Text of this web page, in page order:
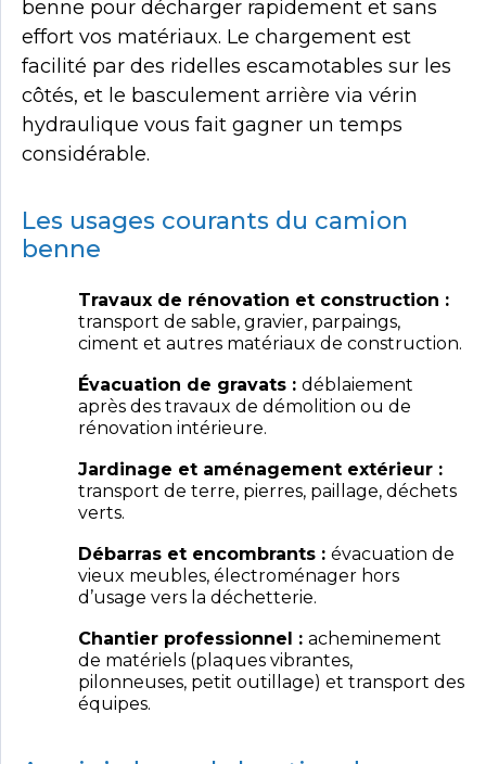
benne pour décharger rapidement et sans
effort vos matériaux. Le chargement est
facilité par des ridelles escamotables sur les
côtés, et le basculement arrière via vérin
hydraulique vous fait gagner un temps
considérable.
Les usages courants du camion
benne
Travaux de rénovation et construction :
transport de sable, gravier, parpaings,
ciment et autres matériaux de construction.
Évacuation de gravats : déblaiement
après des travaux de démolition ou de
rénovation intérieure.
Jardinage et aménagement extérieur :
transport de terre, pierres, paillage, déchets
verts.
Débarras et encombrants : évacuation de
vieux meubles, électroménager hors
d’usage vers la déchetterie.
Chantier professionnel : acheminement
de matériels (plaques vibrantes,
pilonneuses, petit outillage) et transport des
équipes.